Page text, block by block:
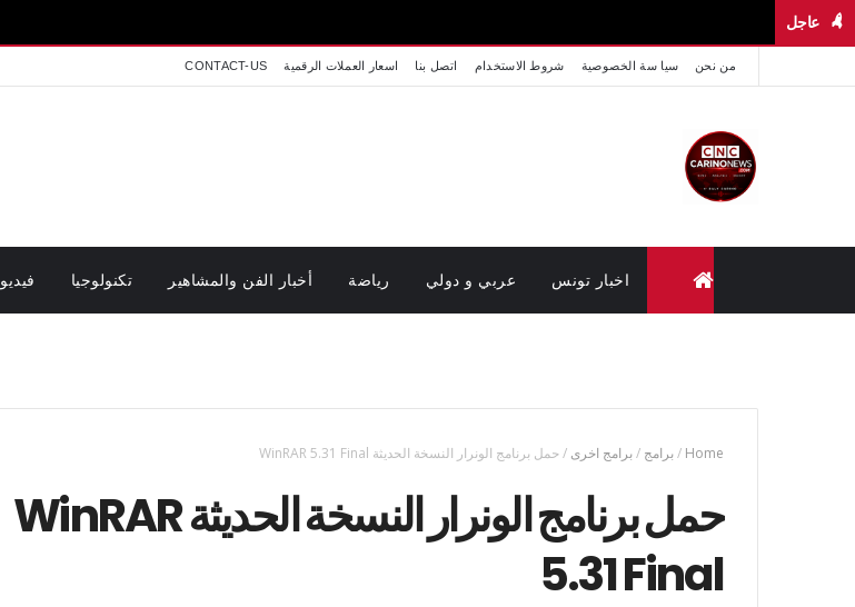
عاجل
من نحن سيا سة الخصوصية شروط الاستخدام اتصل بنا اسعار العملات الرقمية CONTACT-US
اخبار تونس عربي و دولي رياضة أخبار الفن والمشاهير تكنولوجيا فيديو
Home
/برامج /برامج اخرى /حمل برنامج الونرار النسخة الحديثة WinRAR 5.31 Final
حمل برنامج الونرار النسخة الحديثة WinRAR
5.31 Final